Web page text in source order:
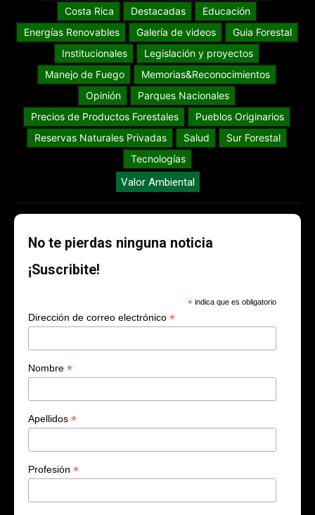
Costa Rica
Destacadas
Educación
Energías Renovables
Galería de videos
Guia Forestal
Institucionales
Legislación y proyectos
Manejo de Fuego
Memorias&Reconocimientos
Opinión
Parques Nacionales
Precios de Productos Forestales
Pueblos Originarios
Reservas Naturales Privadas
Salud
Sur Forestal
Tecnologías
Valor Ambiental
No te pierdas ninguna noticia
¡Suscribite!
* indica que es obligatorio
Dirección de correo electrónico *
Nombre *
Apellidos *
Profesión *